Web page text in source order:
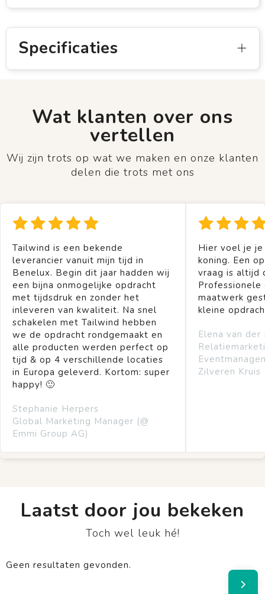
Specificaties
Wat klanten over ons
vertellen
Wij zijn trots op wat we maken en onze klanten
delen die trots met ons
Tailwind is een bekende
leverancier vanuit mijn tijd in
Benelux. Begin dit jaar hadden wij
een bijna onmogelijke opdracht
met tijdsdruk en zonder het
inleveren van kwaliteit. Na snel
schakelen met Tailwind hebben
we de opdracht rondgemaakt en
alle producten werden perfect op
tijd & op 4 verschillende locaties
in Europa geleverd. Kortom: super
happy! 🙂
Stephanie Herpers
Global Marketing Manager (@
Emmi Group AG)
Hier voel je
koning. Een
vraag is altijd
Professionele
maatwerk
kleine
Elena van der
Zilveren Kruis
Laatst door jou bekeken
Toch wel leuk hé!
Geen resultaten gevonden.